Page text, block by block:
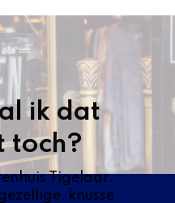
toch?
Tigelaar.
knusse